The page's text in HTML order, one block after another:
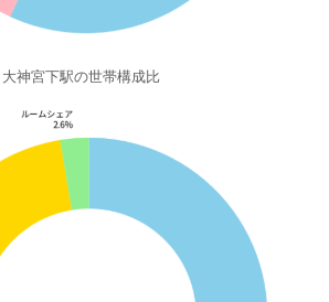
大神宮下駅の世帯構成比